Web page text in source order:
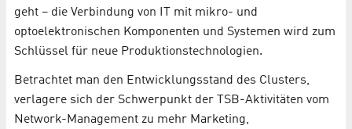
geht – die Verbindung von IT mit mikro- und
optoelektronischen Komponenten und Systemen wird zum
Schlüssel für neue Produktionstechnologien.
Betrachtet man den Entwicklungsstand des Clusters,
verlagere sich der Schwerpunkt der TSB-Aktivitäten vom
Network-Management zu mehr Marketing,